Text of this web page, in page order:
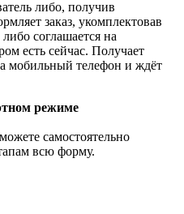
либо, получив
заказ, укомплектовав
соглашается на
есть сейчас. Получает
мобильный телефон и ждёт
режиме
самостоятельно
всю форму.